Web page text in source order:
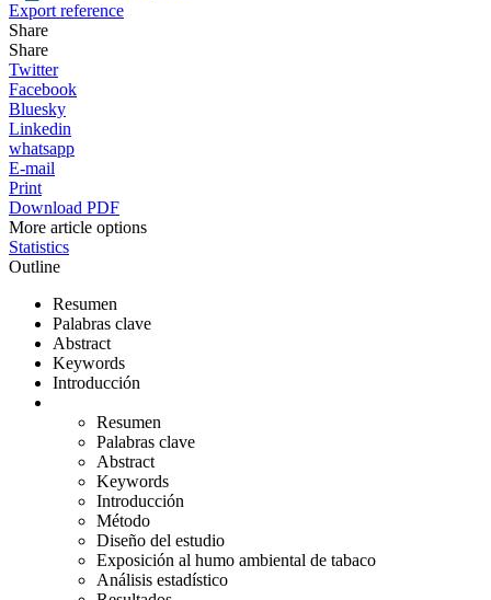
Export reference
Share
Share
Twitter
Facebook
Bluesky
Linkedin
whatsapp
E-mail
Print
Download PDF
More article options
Statistics
Outline
Resumen
Palabras clave
Abstract
Keywords
Introducción
Resumen
Palabras clave
Abstract
Keywords
Introducción
Método
Diseño del estudio
Exposición al humo ambiental de tabaco
Análisis estadístico